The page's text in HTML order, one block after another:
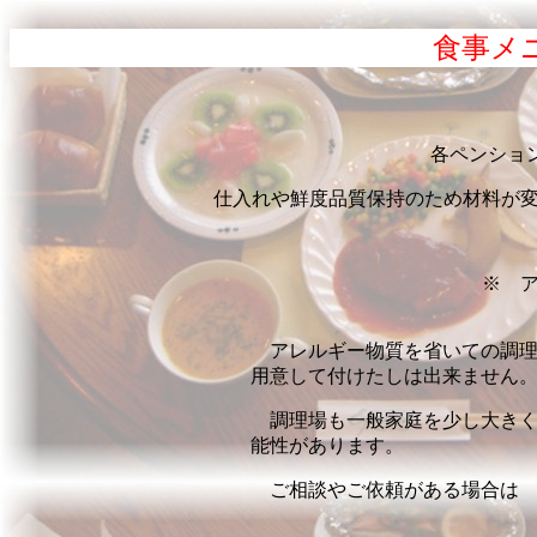
食事メ
各ペンショ
仕入れや鮮度品質保持のため材料が
※ ア
アレルギー物質を省いての調
用意して付けたしは出来ません。
調理場も一般家庭を少し大き
能性があります。
ご相談やご依頼がある場合は